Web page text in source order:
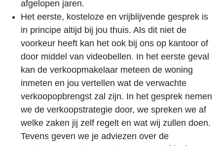
afgelopen jaren.
Het eerste, kosteloze en vrijblijvende gesprek is
in principe altijd bij jou thuis. Als dit niet de
voorkeur heeft kan het ook bij ons op kantoor of
door middel van videobellen. In het eerste geval
kan de verkoopmakelaar meteen de woning
inmeten en jou vertellen wat de verwachte
verkoopopbrengst zal zijn. In het gesprek nemen
we de verkoopstrategie door, we spreken we af
welke zaken jij zelf regelt en wat wij zullen doen.
Tevens geven we je adviezen over de